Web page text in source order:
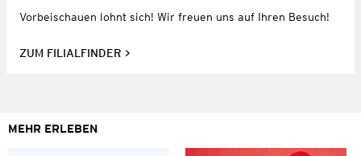
Vorbeischauen lohnt sich! Wir freuen uns auf Ihren Besuch!
ZUM FILIALFINDER
MEHR ERLEBEN